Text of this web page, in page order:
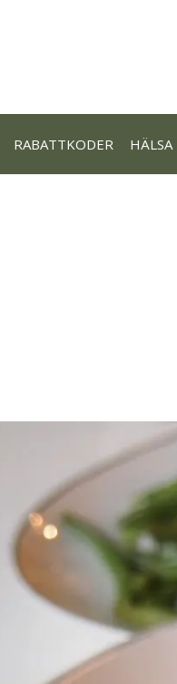
RABATTKODER HÄLSA